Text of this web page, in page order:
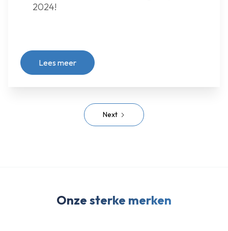
2024!
Lees meer
Next
Onze sterke merken